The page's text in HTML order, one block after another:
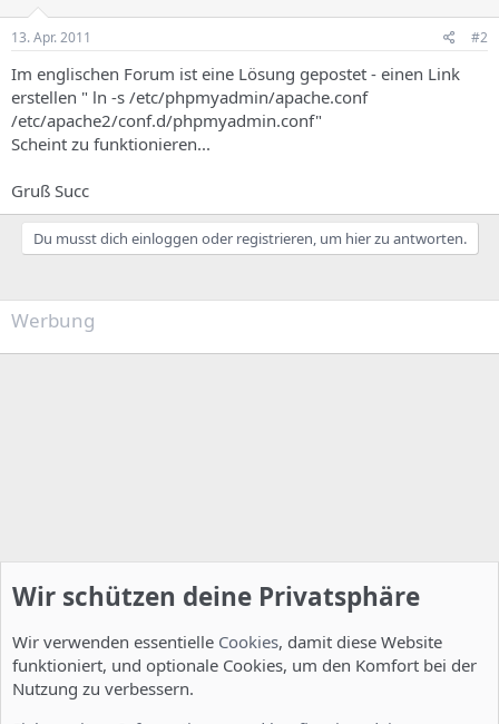
13. Apr. 2011 #2
Im englischen Forum ist eine Lösung gepostet - einen Link
erstellen " ln -s /etc/phpmyadmin/apache.conf
/etc/apache2/conf.d/phpmyadmin.conf"
Scheint zu funktionieren...
Gruß Succ
Du musst dich einloggen oder registrieren, um hier zu antworten.
Werbung
Wir schützen deine Privatsphäre
Wir verwenden essentielle Cookies, damit diese Website
funktioniert, und optionale Cookies, um den Komfort bei der
Nutzung zu verbessern.